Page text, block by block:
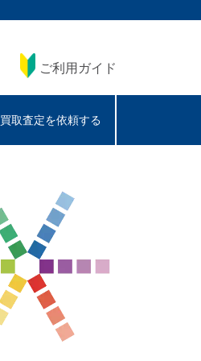
ご利用ガイド
買取査定を依頼する